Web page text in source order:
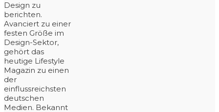
Design zu
berichten.
Avanciert zu einer
festen Größe im
Design-Sektor,
gehört das
heutige Lifestyle
Magazin zu einen
der
einflussreichsten
deutschen
Medien. Bekannt